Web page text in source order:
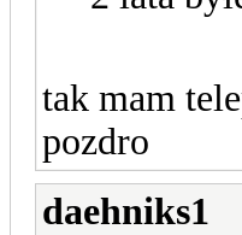
tak mam
pozdro
daehniks1